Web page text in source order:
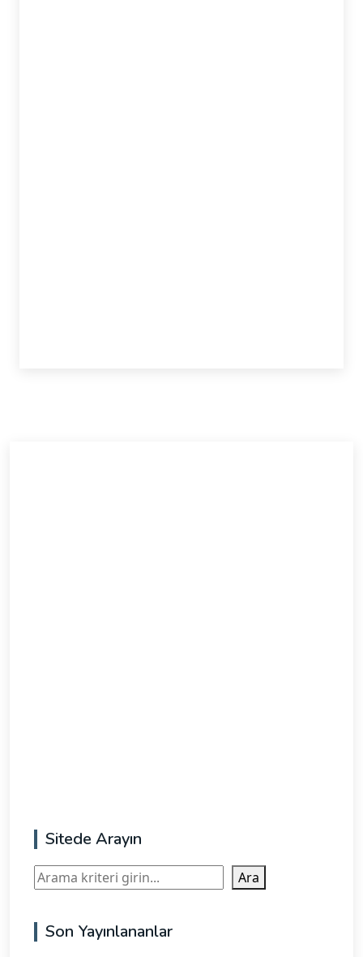
Sitede Arayın
Ara Ara
Son Yayınlananlar